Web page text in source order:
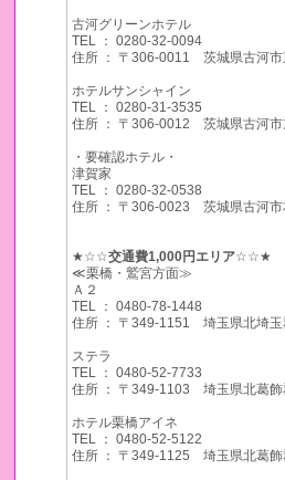
古河グリーンホテル
TEL ： 0280-32-0094
住所 ： 〒306-0011 茨城県古河市
ホテルサンシャイン
TEL ： 0280-31-3535
住所 ： 〒306-0012 茨城県古河市
・要確認ホテル・
津賀家
TEL ： 0280-32-0538
住所 ： 〒306-0023 茨城県古河市
★☆☆交通費1,000円エリア☆☆★
≪栗橋・鷲宮方面≫
Ａ２
TEL ： 0480-78-1448
住所 ： 〒349-1151 埼玉県北埼玉
ステラ
TEL ： 0480-52-7733
住所 ： 〒349-1103 埼玉県北葛飾
ホテル栗橋アイネ
TEL ： 0480-52-5122
住所 ： 〒349-1125 埼玉県北葛飾